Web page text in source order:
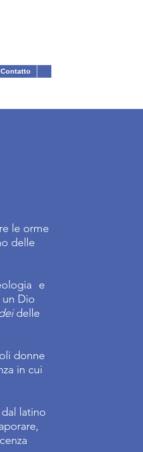
Contatto
le orme
delle
e
un Dio
delle
donne
in cui
latino